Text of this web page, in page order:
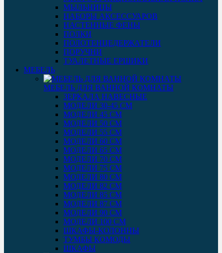
МЫЛЬНИЦЫ
НАБОРЫ АКСЕССУАРОВ
НАСТЕННЫЕ ФЕНЫ
ПОЛКИ
ПОЛОТЕНЦЕДЕРЖАТЕЛИ
ПОРУЧНИ
ТУАЛЕТНЫЕ ЕРШИКИ
МЕБЕЛЬ
МЕБЕЛЬ ДЛЯ ВАННОЙ КОМНАТЫ
ЗЕРКАЛА НАВЕСНЫЕ
МОДЕЛИ 30-45 СМ
МОДЕЛИ 45 СМ
МОДЕЛИ 50 СМ
МОДЕЛИ 55 СМ
МОДЕЛИ 60 СМ
МОДЕЛИ 65 СМ
МОДЕЛИ 70 СМ
МОДЕЛИ 75 СМ
МОДЕЛИ 80 СМ
МОДЕЛИ 82 СМ
МОДЕЛИ 85 СМ
МОДЕЛИ 87 СМ
МОДЕЛИ 90 СМ
МОДЕЛИ 100 СМ
ШКАФЫ-КОЛОННЫ
ТУМБЫ КОМОДЫ
ШКАФЫ